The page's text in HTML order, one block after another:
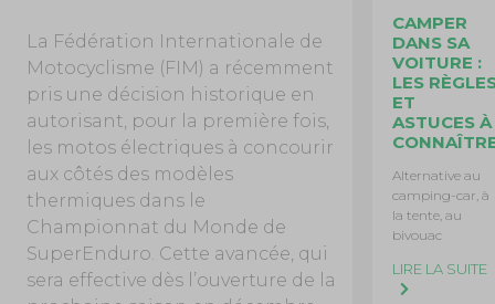
La Fédération Internationale de
Motocyclisme (FIM) a récemment
pris une décision historique en
autorisant, pour la première fois,
les motos électriques à concourir
aux côtés des modèles
thermiques dans le
Championnat du Monde de
SuperEnduro. Cette avancée, qui
sera effective dès l’ouverture de la
CAMPER
DANS SA
VOITURE :
LES
ET
ASTUCES À
Alternative au
camping-car, à
la tente, au
bivouac
LIRE LA SUITE